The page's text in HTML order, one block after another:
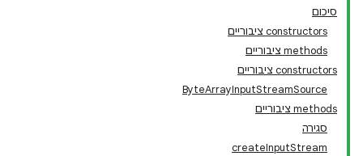
סיכום
‫constructors ציבוריים
‫methods ציבוריים
‫constructors ציבוריים
ByteArrayInputStreamSource
‫methods ציבוריים
סגירה
createInputStream